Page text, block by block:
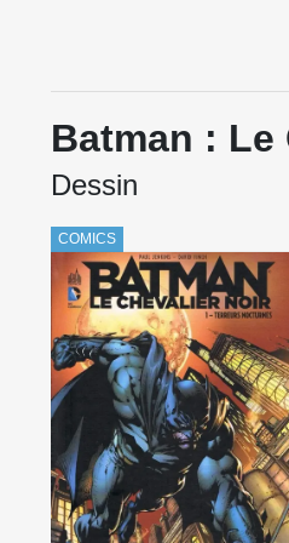
Batman : Le
Dessin
COMICS